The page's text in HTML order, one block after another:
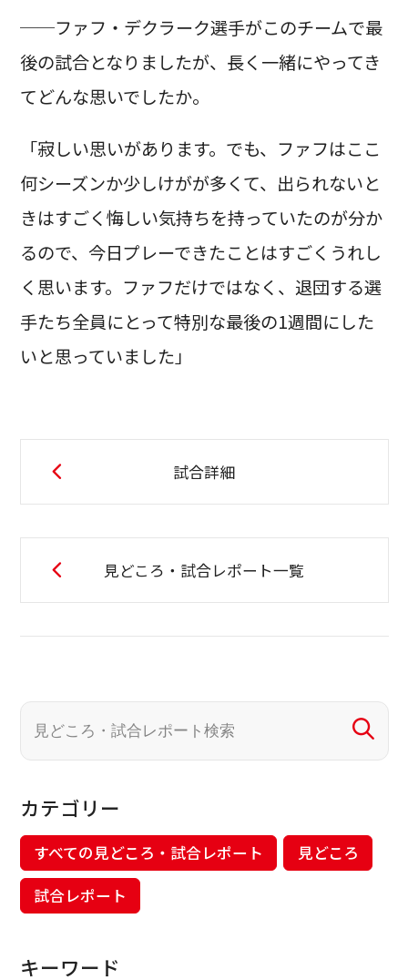
──ファフ・デクラーク選手がこのチームで最
後の試合となりましたが、長く一緒にやってき
てどんな思いでしたか。
「寂しい思いがあります。でも、ファフはここ
何シーズンか少しけがが多くて、出られないと
きはすごく悔しい気持ちを持っていたのが分か
るので、今日プレーできたことはすごくうれし
く思います。ファフだけではなく、退団する選
手たち全員にとって特別な最後の1週間にした
いと思っていました」
試合詳細
見どころ・試合レポート一覧
カテゴリー
すべての見どころ・試合レポート
見どころ
試合レポート
キーワード